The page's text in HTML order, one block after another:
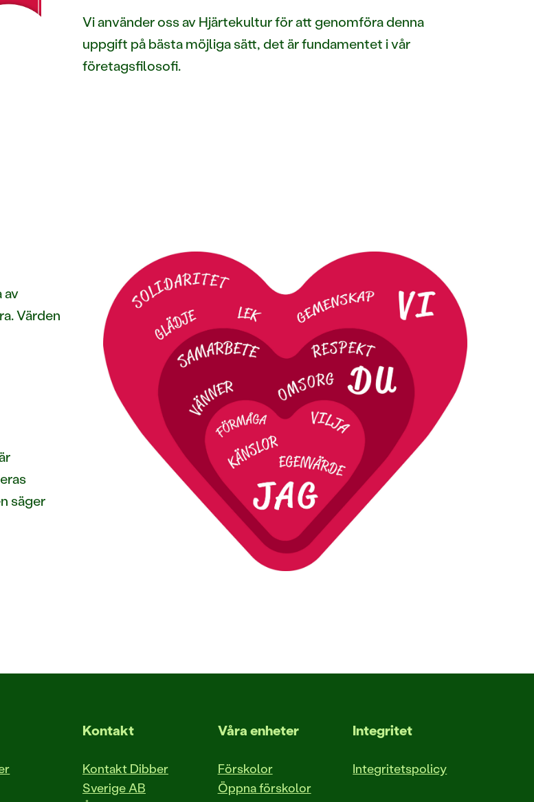
Vi använder oss av Hjärtekultur för att genomföra denna
uppgift på bästa möjliga sätt, det är fundamentet i vår
företagsfilosofi.
av
Värden
säger
Kontakt
Kontakt Dibber
Sverige AB
Våra enheter
Förskolor
Öppna förskolor
Integritet
Integritetspolicy